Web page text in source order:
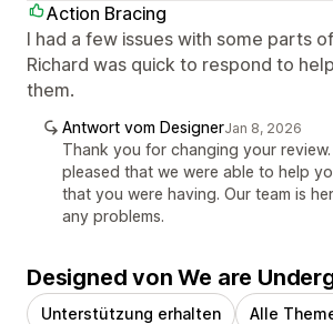
Action Bracing
I had a few issues with some parts
Richard was quick to respond to
them.
Antwort vom DesignerJan 8, 2026
Thank you for changing your
pleased that we were able to help
that you were having. Our team is
any problems.
Designed von We are
Unterstützung erhalten Alle